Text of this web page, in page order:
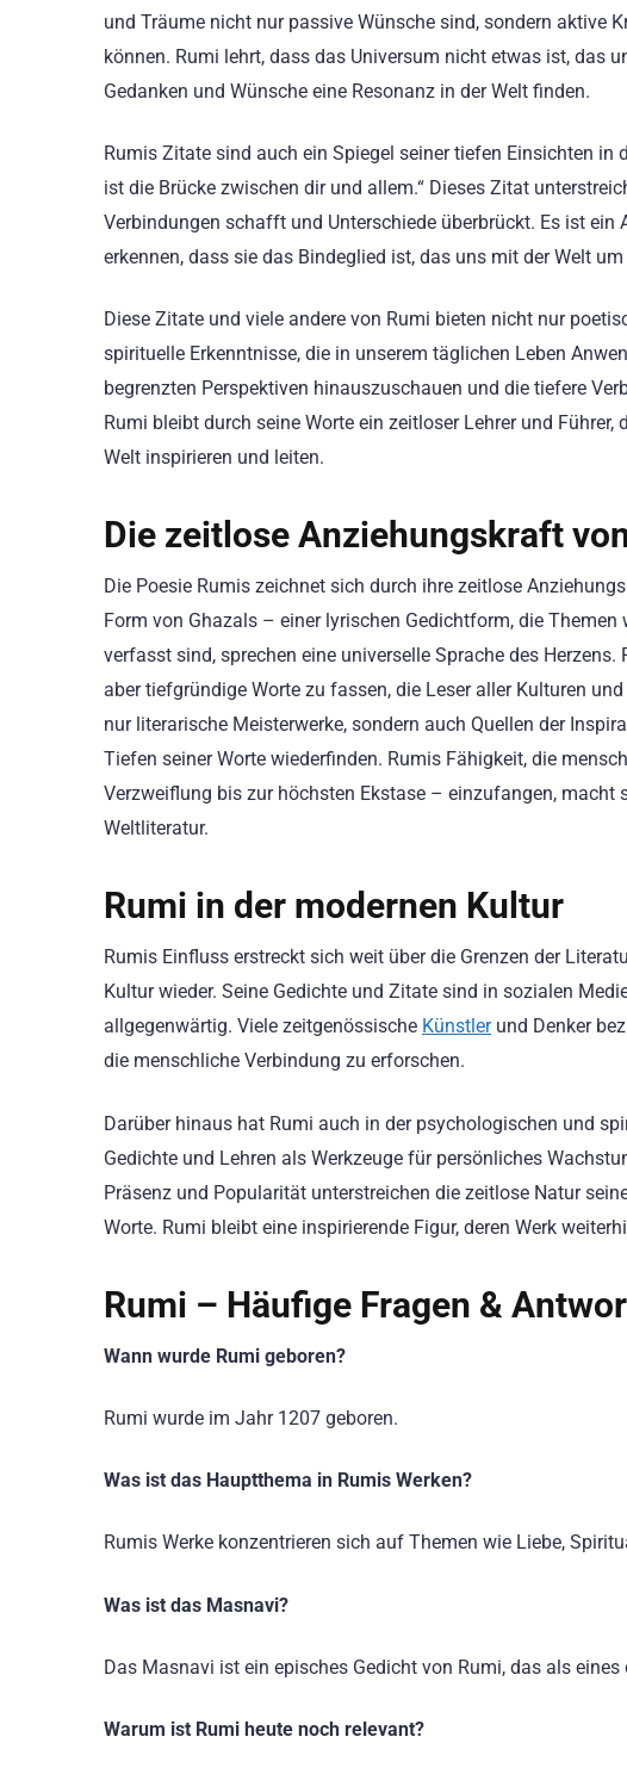
und Träume nicht nur passive Wünsche sind, sondern aktive
können. Rumi lehrt, dass das Universum nicht etwas ist, das
Gedanken und Wünsche eine Resonanz in der Welt finden.
Rumis Zitate sind auch ein Spiegel seiner tiefen Einsichten in
ist die Brücke zwischen dir und allem.“ Dieses Zitat
Verbindungen schafft und Unterschiede überbrückt. Es ist
erkennen, dass sie das Bindeglied ist, das uns mit der Welt
Diese Zitate und viele andere von Rumi bieten nicht nur
spirituelle Erkenntnisse, die in unserem täglichen Leben
begrenzten Perspektiven hinauszuschauen und die tiefere
Rumi bleibt durch seine Worte ein zeitloser Lehrer und
Welt inspirieren und leiten.
Die zeitlose Anziehungskraft
Die Poesie Rumis zeichnet sich durch ihre zeitlose
Form von Ghazals – einer lyrischen Gedichtform, die
verfasst sind, sprechen eine universelle Sprache des
aber tiefgründige Worte zu fassen, die Leser aller Kulturen
nur literarische Meisterwerke, sondern auch Quellen der
Tiefen seiner Worte wiederfinden. Rumis Fähigkeit, die
Verzweiflung bis zur höchsten Ekstase – einzufangen, macht
Weltliteratur.
Rumi in der modernen Kultur
Rumis Einfluss erstreckt sich weit über die Grenzen der
Kultur wieder. Seine Gedichte und Zitate sind in sozialen
allgegenwärtig. Viele zeitgenössische Künstlerund Denker
die menschliche Verbindung zu erforschen.
Darüber hinaus hat Rumi auch in der psychologischen und
Gedichte und Lehren als Werkzeuge für persönliches
Präsenz und Popularität unterstreichen die zeitlose Natur
Worte. Rumi bleibt eine inspirierende Figur, deren Werk
Rumi – Häufige Fragen &
Wann wurde Rumi geboren?
Rumi wurde im Jahr 1207 geboren.
Was ist das Hauptthema in Rumis Werken?
Rumis Werke konzentrieren sich auf Themen wie Liebe,
Was ist das Masnavi?
Das Masnavi ist ein episches Gedicht von Rumi, das als
Warum ist Rumi heute noch relevant?